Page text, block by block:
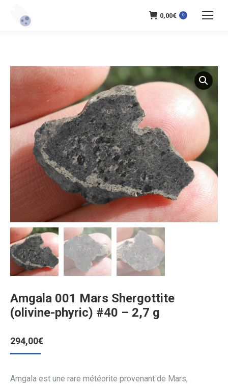
0,00€ 0
Amgala 001 Mars Shergottite
(olivine-phyric) #40 – 2,7 g
294,00€
Amgala est une rare météorite provenant de Mars,